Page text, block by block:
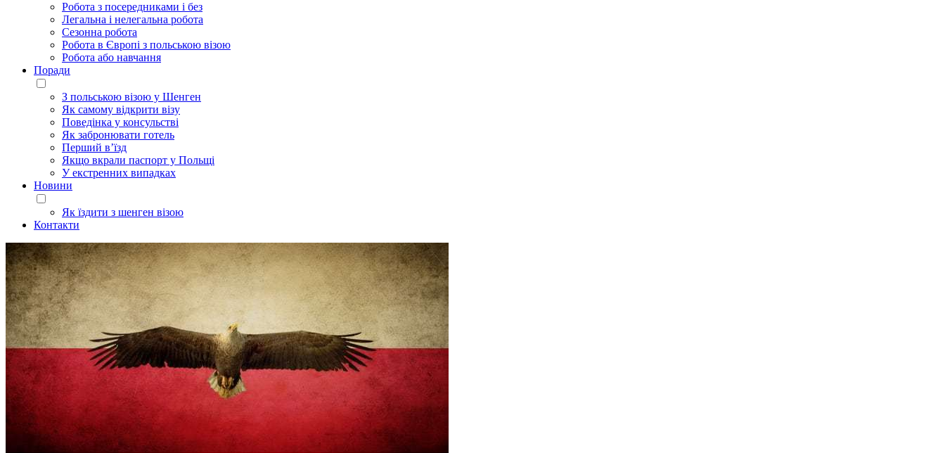
Робота з посередниками і без
Легальна і нелегальна робота
Сезонна робота
Робота в Європі з польською візою
Робота або навчання
Поради
З польською візою у Шенген
Як самому відкрити візу
Поведінка у консульстві
Як забронювати готель
Перший в’їзд
Якщо вкрали паспорт у Польщі
У екстренних випадках
Новини
Як їздити з шенген візою
Контакти